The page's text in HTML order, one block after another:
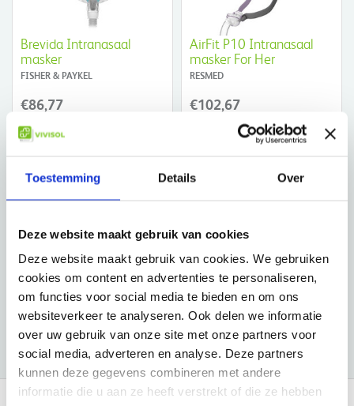
Toestemming Details Over
Deze website maakt gebruik van cookies
Deze website maakt gebruik van cookies. We gebruiken
cookies om content en advertenties te personaliseren,
om functies voor social media te bieden en om ons
websiteverkeer te analyseren. Ook delen we informatie
over uw gebruik van onze site met onze partners voor
social media, adverteren en analyse. Deze partners
kunnen deze gegevens combineren met andere
informatie die u aan ze heeft verstrekt of die ze hebben
Brevida Intranasaal
masker
FISHER & PAYKEL
€86,77
AirFit P10 Intranasaal
masker For Her
RESMED
€102,67
Swift FX Intranasaal
masker for Her
RESMED
€114,14
Opus Intranasaal masker
FISHER & PAYKEL
€79,85